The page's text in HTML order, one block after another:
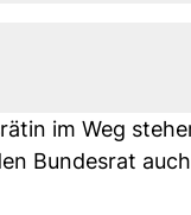
im Weg
Bundesrat